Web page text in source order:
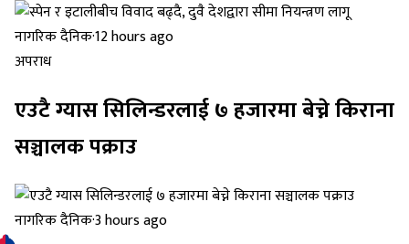
नागरिक दैनिक·12 hours ago
अपराध
एउटै ग्यास सिलिन्डरलाई ७ हजारमा बेच्ने किराना
सञ्चालक पक्राउ
नागरिक दैनिक·3 hours ago